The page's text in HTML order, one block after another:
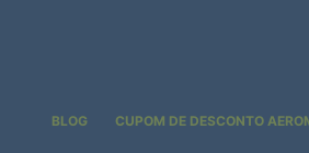
BLOG CUPOM DE DESCONTO